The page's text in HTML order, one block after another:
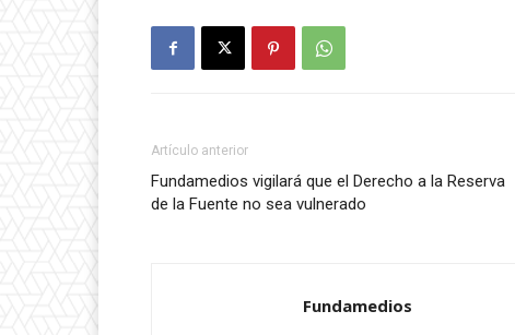
Artículo anterior
Fundamedios vigilará que el Derecho a la Reserva
de la Fuente no sea vulnerado
Fundamedios